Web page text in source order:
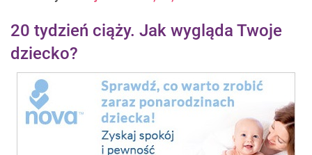
20 tydzień ciąży. Jak wygląda Twoje
dziecko?